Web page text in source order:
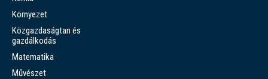
Környezet
Közgazdaságtan és
gazdálkodás
Matematika
Művészet